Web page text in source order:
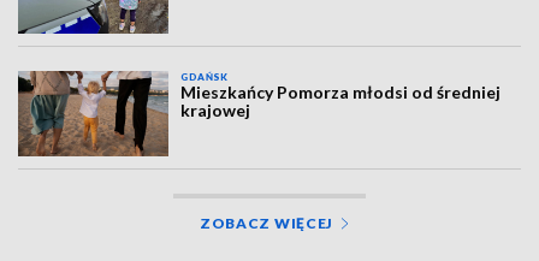
GDAŃSK
Mieszkańcy Pomorza młodsi od średniej
krajowej
ZOBACZ WIĘCEJ